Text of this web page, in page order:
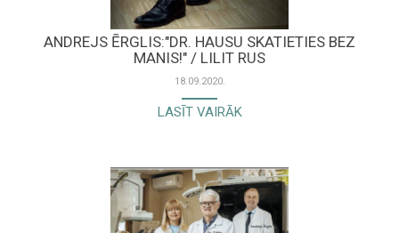
ANDREJS ĒRGLIS:"DR. HAUSU SKATIETIES BEZ
MANIS!" / LILIT RUS
18.09.2020.
LASĪT VAIRĀK